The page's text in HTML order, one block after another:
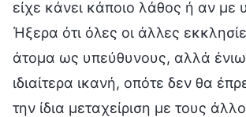
είχε κάνει κάποιο λάθος ή αν με
Ήξερα ότι όλες οι άλλες
άτομα ως υπεύθυνους, αλλά
ιδιαίτερα ικανή, οπότε δεν θα
την ίδια μεταχείριση με τους